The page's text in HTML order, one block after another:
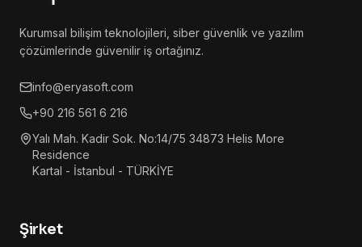
Kurumsal bilişim teknolojileri, siber güvenlik ve yazılım
çözümlerinde güvenilir iş ortağınız.
info@eryasoft.com
+90 216 561 6 216
Yalı Mah. Kadir Sok. No:14/75 34873 Helis More
Residence
Kartal - İstanbul - TÜRKİYE
Şirket